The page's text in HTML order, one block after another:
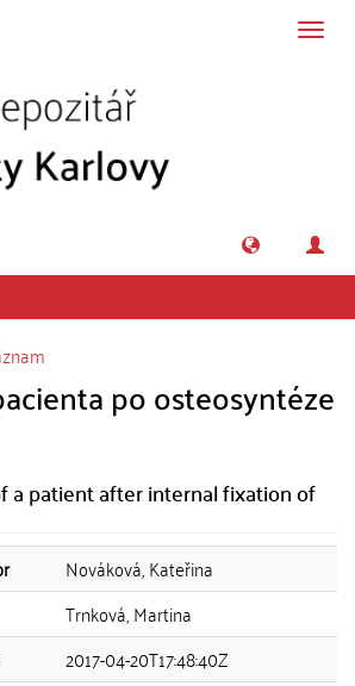
po osteosyntéze
a patient after internal fixation of
Nováková, Kateřina
Trnková, Martina
2017-04-20T17:48:40Z